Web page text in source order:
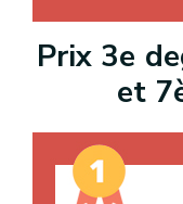
Prix 3e
et